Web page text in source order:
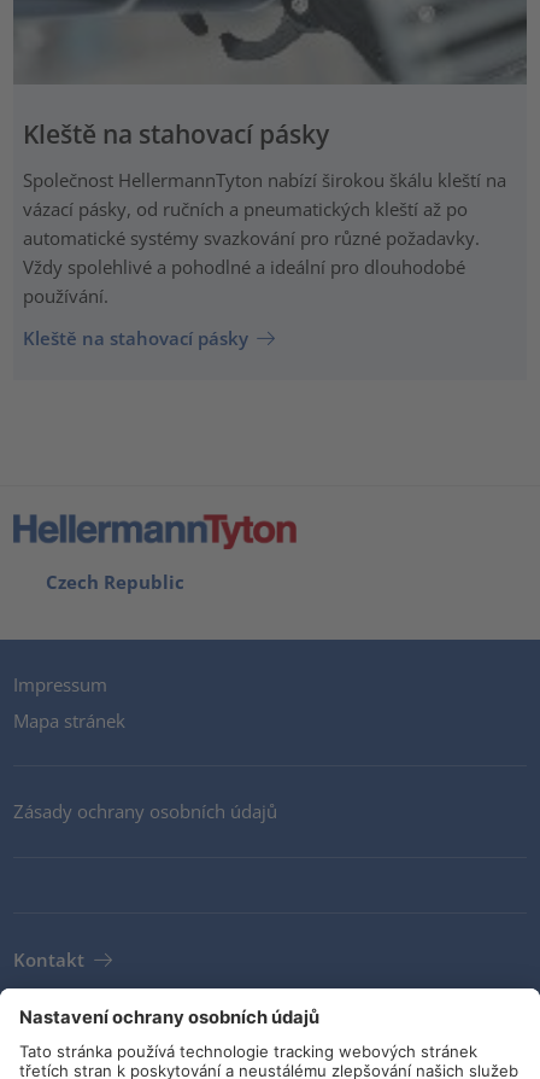
Kleště na stahovací pásky
Společnost HellermannTyton nabízí širokou škálu kleští na
vázací pásky, od ručních a pneumatických kleští až po
automatické systémy svazkování pro různé požadavky.
Vždy spolehlivé a pohodlné a ideální pro dlouhodobé
používání.
Kleště na stahovací pásky
Czech Republic
Impressum
Mapa stránek
Zásady ochrany osobních údajů
Kontakt